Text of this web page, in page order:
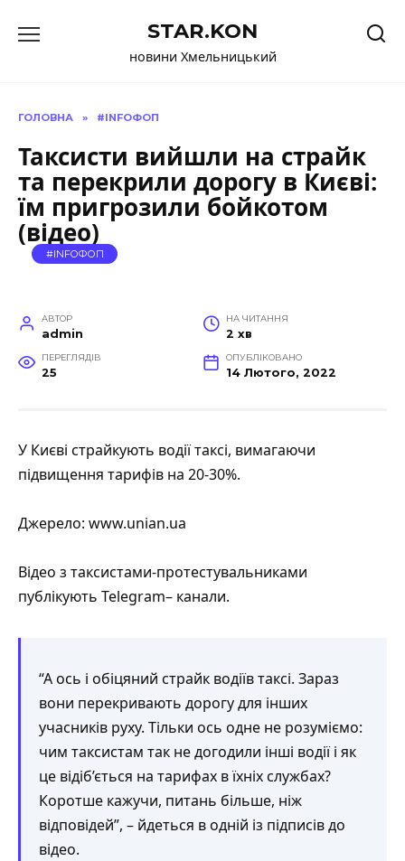
до
STAR.KON
новини Хмельницький
ГОЛОВНА » #INFOФОП
Таксисти вийшли на страйк
та перекрили дорогу в Києві:
їм пригрозили бойкотом
(відео)
#INFOФОП
АВТОР
admin
НА ЧИТАННЯ
2 хв
ПЕРЕГЛЯДІВ
25
ОПУБЛІКОВАНО
14 Лютого, 2022
У Києві страйкують водії таксі, вимагаючи
підвищення тарифів на 20-30%.
Джерело: www.unian.ua
Відео з таксистами-протестувальниками
публікують Telegram– канали.
“А ось і обіцяний страйк водіїв таксі. Зараз
вони перекривають дорогу для інших
учасників руху. Тільки ось одне не розуміємо:
чим таксистам так не догодили інші водії і як
це відіб’ється на тарифах в їхніх службах?
Коротше кажучи, питань більше, ніж
відповідей”, – йдеться в одній із підписів до
відео.